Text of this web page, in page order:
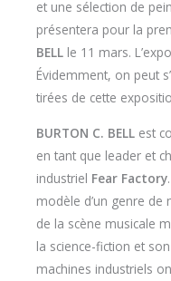
et une sélection de
présentera pour la
BELL le 11 mars.
Évidemment, on peut
tirées de cette
BURTON C. BELL est
en tant que leader et
industriel Fear Factory
modèle d’un genre
de la scène musicale
la science-fiction et
machines industriels